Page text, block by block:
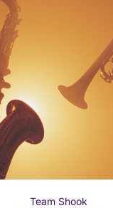
Team Shook